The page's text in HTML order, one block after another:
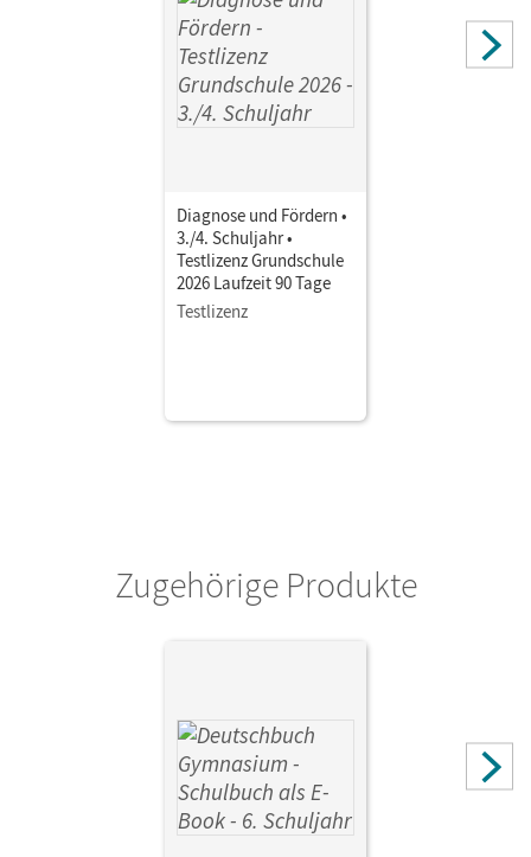
Joist, Alexander; Meyer-Pfeil, Manuela; Oldeweme,
Christoph; Mielke, Angela; Langner, Markus; Patzelt, Birgit;
Schneider, Frank; Tetling, Klaus; Schönenborn, Diana;
Pabelick, Norbert; Schappert, Christoph; Mohr, Deborah;
Walbergs, Linda; Eichenberg, Heiko; Eichenberg, Christine;
Diagnose und Fördern •
3./4. Schuljahr •
Testlizenz Grundschule
2026 Laufzeit 90 Tage
Testlizenz
Zugehörige Produkte